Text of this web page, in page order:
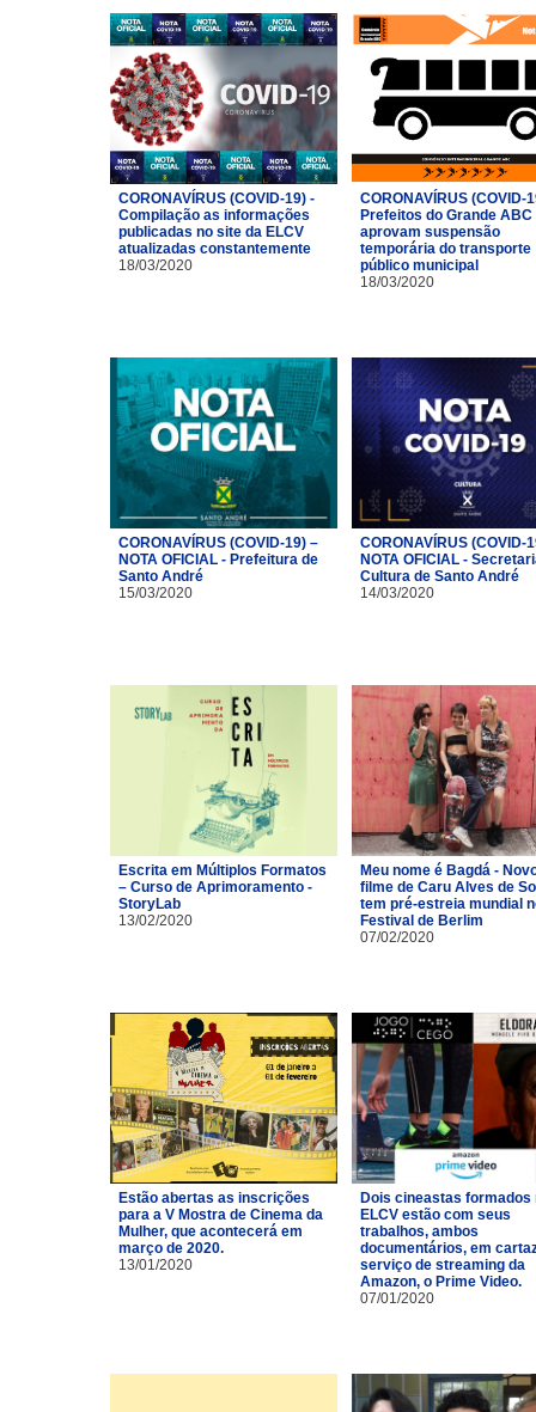
CORONAVÍRUS (COVID-19) -
Compilação as informações
publicadas no site da ELCV
atualizadas constantemente
18/03/2020
CORONAVÍRUS (COVID-
Prefeitos do Grande ABC
aprovam suspensão
temporária do transporte
público municipal
18/03/2020
CORONAVÍRUS (COVID-19) –
NOTA OFICIAL - Prefeitura de
Santo André
15/03/2020
CORONAVÍRUS (COVID-
NOTA OFICIAL -
Cultura de Santo André
14/03/2020
Escrita em Múltiplos Formatos
– Curso de Aprimoramento -
StoryLab
13/02/2020
Meu nome é Bagdá -
filme de Caru Alves de
tem pré-estreia mundial
Festival de Berlim
07/02/2020
Estão abertas as inscrições
para a V Mostra de Cinema da
Mulher, que acontecerá em
março de 2020.
13/01/2020
Dois cineastas formados
ELCV estão com seus
trabalhos, ambos
documentários, em
serviço de streaming da
Amazon, o Prime Video.
07/01/2020